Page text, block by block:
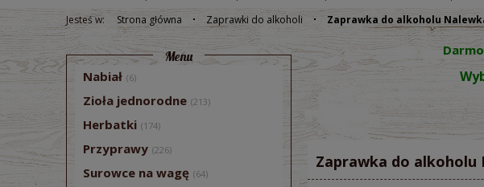
Jesteś w: Strona główna Zaprawki do alkoholi Zaprawka do alkoholu
Menu
Nabiał (6)
Zioła jednorodne (213)
Herbatki (174)
Przyprawy (226)
Surowce na wagę (64)
Zaprawka do alkoholu